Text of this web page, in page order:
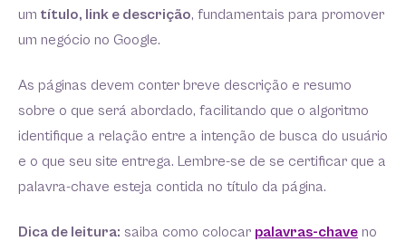
um título, link e descrição, fundamentais para promover
um negócio no Google.
As páginas devem conter breve descrição e resumo
sobre o que será abordado, facilitando que o algoritmo
identifique a relação entre a intenção de busca do usuário
e o que seu site entrega. Lembre-se de se certificar que a
palavra-chave esteja contida no título da página.
Dica de leitura: saiba como colocar palavras-chave no